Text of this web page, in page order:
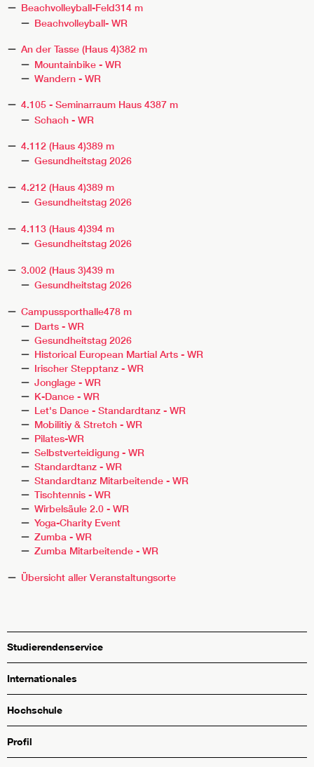
Beachvolleyball-Feld314 m
Beachvolleyball- WR
An der Tasse (Haus 4)382 m
Mountainbike - WR
Wandern - WR
4.105 - Seminarraum Haus 4387 m
Schach - WR
4.112 (Haus 4)389 m
Gesundheitstag 2026
4.212 (Haus 4)389 m
Gesundheitstag 2026
4.113 (Haus 4)394 m
Gesundheitstag 2026
3.002 (Haus 3)439 m
Gesundheitstag 2026
Campussporthalle478 m
Darts - WR
Gesundheitstag 2026
Historical European Martial Arts - WR
Irischer Stepptanz - WR
Jonglage - WR
K-Dance - WR
Let's Dance - Standardtanz - WR
Mobilitiy & Stretch - WR
Pilates-WR
Selbstverteidigung - WR
Standardtanz - WR
Standardtanz Mitarbeitende - WR
Tischtennis - WR
Wirbelsäule 2.0 - WR
Yoga-Charity Event
Zumba - WR
Zumba Mitarbeitende - WR
Übersicht aller Veranstaltungsorte
Studierendenservice
Internationales
Hochschule
Profil